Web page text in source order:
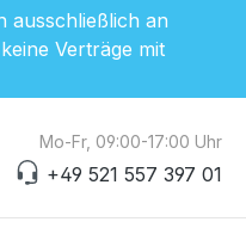
ausschließlich an
Verträge mit
Mo-Fr, 09:00-17:00 Uhr
+49 521 557 397 01